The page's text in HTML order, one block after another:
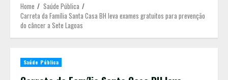
Home
Saúde Pública
Carreta da Família Santa Casa BH leva exames gratuitos para prevenção
do câncer a Sete Lagoas
Saúde Pública